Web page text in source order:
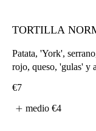
TORTILLA
Patata, 'York',
rojo, queso, 'gulas' y
€7
medio €4